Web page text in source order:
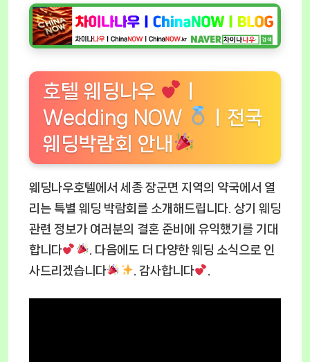
호텔 웨딩나우
Wedding NOW
ㅣ전국
웨딩박람회 안내
웨딩나우호텔에서 세종 장군면 지역의 약국에서 열
리는 특별 웨딩 박람회를 소개해드립니다. 상기 웨딩
관련 정보가 여러분의 결혼 준비에 유익했기를 기대
합니다
. 다음에도 더 다양한 웨딩 소식으로 인
사드리겠습니다
. 감사합니다